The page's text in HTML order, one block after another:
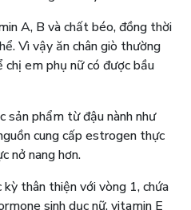
A, B và chất béo, đồng thời
Vì vậy ăn chân giò thường
chị em phụ nữ có được bầu
sản phẩm từ đậu nành như
cung cấp estrogen thực
nở nang hơn.
thân thiện với vòng 1, chứa
sinh dục nữ, vitamin E